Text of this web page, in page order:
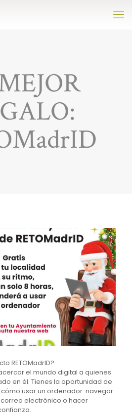
RETOMadrID?
el mundo digital a quienes
en él. Tienes la oportunidad de
usar un ordenador: navegar
electrónico o hacer